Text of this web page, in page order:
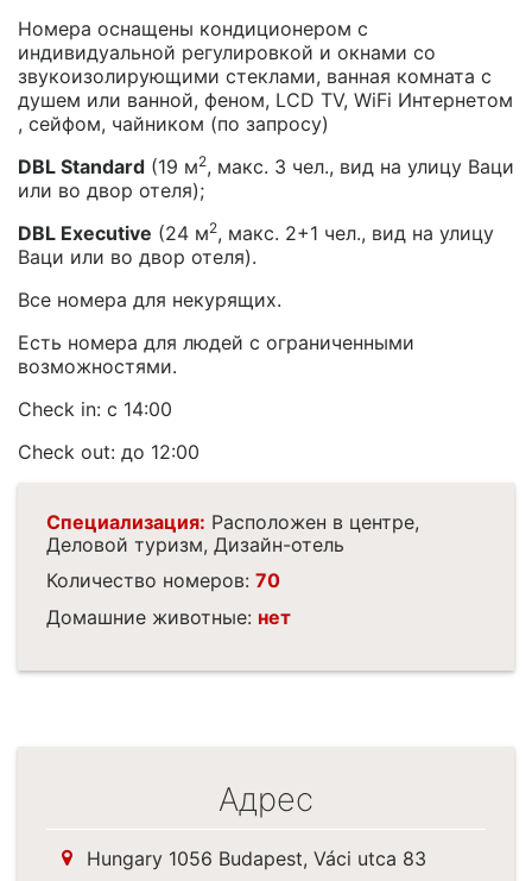
Номера оснащены кондиционером с
индивидуальной регулировкой и окнами со
звукоизолирующими стеклами, ванная комната с
душем или ванной, феном, LCD ТV, WiFi Интернетом
, сейфом, чайником (по запросу)
DBL Standard (19 м2, макс. 3 чел., вид на улицу Ваци
или во двор отеля);
DBL Executive (24 м2, макс. 2+1 чел., вид на улицу
Ваци или во двор отеля).
Все номера для некурящих.
Есть номера для людей с ограниченными
возможностями.
Check in: с 14:00
Check out: до 12:00
Специализация: Расположен в центре,
Деловой туризм, Дизайн-отель
Количество номеров: 70
Домашние животные: нет
Адрес
Hungary 1056 Budapest, Váci utca 83